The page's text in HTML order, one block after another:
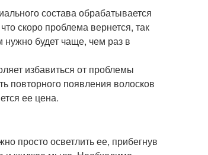
состава обрабатывается
скоро проблема вернется, так
нужно будет чаще, чем раз в
избавиться от проблемы
повторного появления волосков
ее цена.
просто осветлить ее, прибегнув